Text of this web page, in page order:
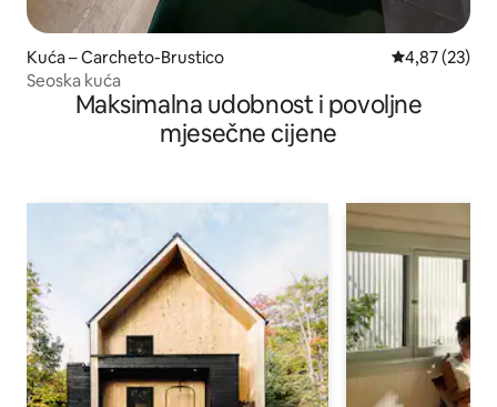
Kuća – Carcheto-Brustico Prosječna
4,87 (23)
Seoska kuća
Maksimalna udobnost i povoljne
mjesečne cijene